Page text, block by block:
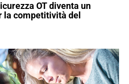
OT diventa un
competitività del